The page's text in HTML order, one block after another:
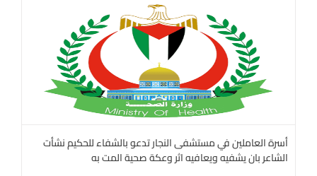
أسرة العاملين في مستشفى النجار تدعو بالشفاء للحكيم نشأت
الشاعر بان يشفيه ويعافيه اثر وعكة صحية المت به